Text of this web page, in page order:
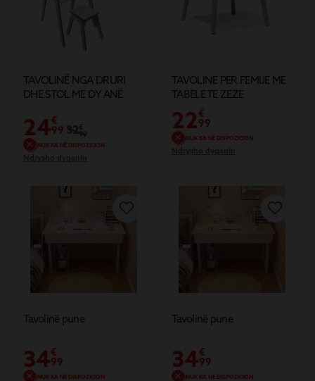
TAVOLINË NGA DRURI
DHE STOL ME DY ANË
24€
99
NUK KA NË DISPOZICION
TAVOLINE PER FEMIJE ME
TABELE TE ZEZE
22€
99
NUK KA NË DISPOZICION
Tavolinë pune
34€
99
NUK KA NË DISPOZICION
Tavolinë pune
34€
99
NUK KA NË DISPOZICION